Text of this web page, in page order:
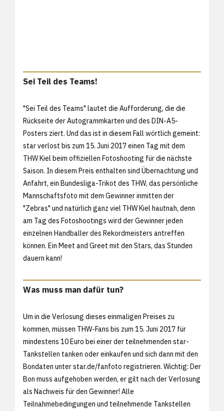
Sei Teil des Teams!
"Sei Teil des Teams" lautet die Aufforderung, die die
Rückseite der Autogrammkarten und des DIN-A5-
Posters ziert. Und das ist in diesem Fall wörtlich gemeint:
star verlost bis zum 15. Juni 2017 einen Tag mit dem
THW Kiel beim offiziellen Fotoshooting für die nächste
Saison. In diesem Preis enthalten sind Übernachtung und
Anfahrt, ein Bundesliga-Trikot des THW, das persönliche
Mannschaftsfoto mit dem Gewinner inmitten der
"Zebras" und natürlich ganz viel THW Kiel hautnah, denn
am Tag des Fotoshootings wird der Gewinner jeden
einzelnen Handballer des Rekordmeisters antreffen
können. Ein Meet and Greet mit den Stars, das Stunden
dauern kann!
Was muss man dafür tun?
Um in die Verlosung dieses einmaligen Preises zu
kommen, müssen THW-Fans bis zum 15. Juni 2017 für
mindestens 10 Euro bei einer der teilnehmenden star-
Tankstellen tanken oder einkaufen und sich dann mit den
Bondaten unterstar.de/fanfoto registrieren. Wichtig: Der
Bon muss aufgehoben werden, er gilt nach der Verlosung
als Nachweis für den Gewinner! Alle
Teilnahmebedingungen und teilnehmende Tankstellen